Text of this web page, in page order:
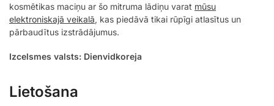
kosmētikas maciņu ar šo mitruma lādiņu varat mūsu
elektroniskajā veikalā, kas piedāvā tikai rūpīgi atlasītus un
pārbaudītus izstrādājumus.
Izcelsmes valsts: Dienvidkoreja
Lietošana